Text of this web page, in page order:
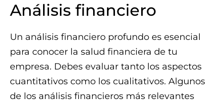
Análisis financiero
Un análisis financiero profundo es esencial
para conocer la salud financiera de tu
empresa. Debes evaluar tanto los aspectos
cuantitativos como los cualitativos. Algunos
de los análisis financieros más relevantes